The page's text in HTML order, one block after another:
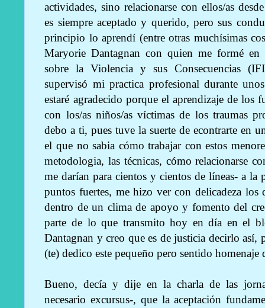
actividades, sino relacionarse con ellos/as
es siempre aceptado y querido, pero sus
principio lo aprendí (entre otras muchísimas
Maryorie Dantagnan con quien me formé
sobre la Violencia y sus Consecuencias
supervisó mi practica profesional durante
estaré agradecido porque el aprendizaje de los
con los/as niños/as víctimas de los traumas
debo a ti, pues tuve la suerte de econtrarte en
el que no sabia cómo trabajar con estos
metodologia, las técnicas, cómo relacionarse
me darían para cientos y cientos de líneas- a
puntos fuertes, me hizo ver con delicadeza
dentro de un clima de apoyo y fomento del
parte de lo que transmito hoy en día en el
Dantagnan y creo que es de justicia decirlo
(te) dedico este pequeño pero sentido homenaje
Bueno, decía y dije en la charla de las
necesario excursus-, que la aceptación